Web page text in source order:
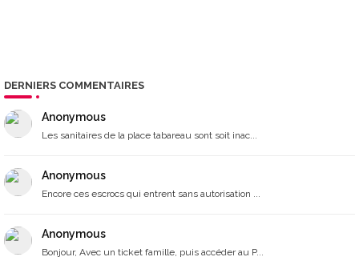
DERNIERS COMMENTAIRES
Anonymous
Les sanitaires de la place tabareau sont soit inac...
Anonymous
Encore ces escrocs qui entrent sans autorisation ...
Anonymous
Bonjour, Avec un ticket famille, puis accéder au P...